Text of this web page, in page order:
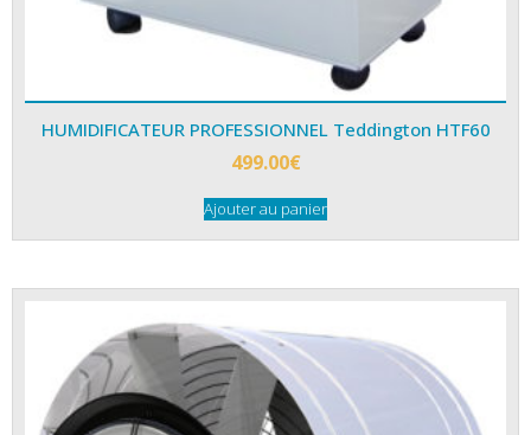
HUMIDIFICATEUR PROFESSIONNEL Teddington HTF60
499.00€
Ajouter au panier